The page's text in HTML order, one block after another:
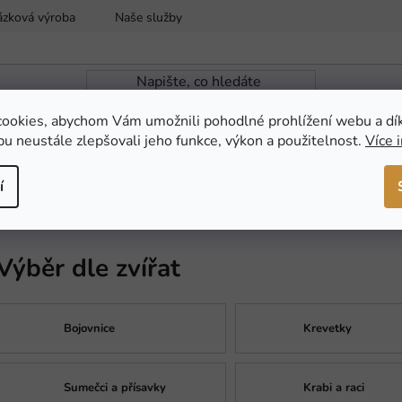
abychom Vám umožnili pohodlné prohlížení webu a
neustále zlepšovali jeho funkce, výkon a použitelnost. Více
výroba Naše služby
AKCE
dle zvířat
Bojovnice Krevetky
Sumečci a přísavky Krabi a raci